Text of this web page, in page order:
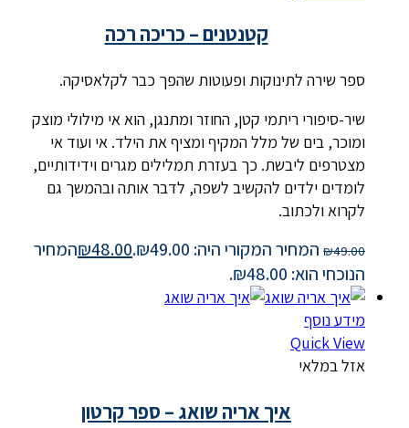
קטנטנים – כריכה רכה
ספר שירה לתינוקות ופעוטות שהפך כבר לקלאסיקה.
שיר-סיפורי ריתמי קטן, החוזר ומתנגן, הוא אי מילולי מוצק
ומוכר, בים של מלל המקיף ומציף את הילד. אי ועוד אי
מצטרפים ליבשת. כך בעזרת תמלילים מגרים וידידותיים,
לומדים ילדים להקשיב לשפה, לדבר אותה ובהמשך גם
לקרוא ולכתוב.
₪49.00 המחיר המקורי היה: ₪49.00. ₪48.00
המחיר
הנוכחי הוא: ₪48.00.
מידע נוסף
Quick View
אזל במלאי
איך אריה שואג – ספר קרטון